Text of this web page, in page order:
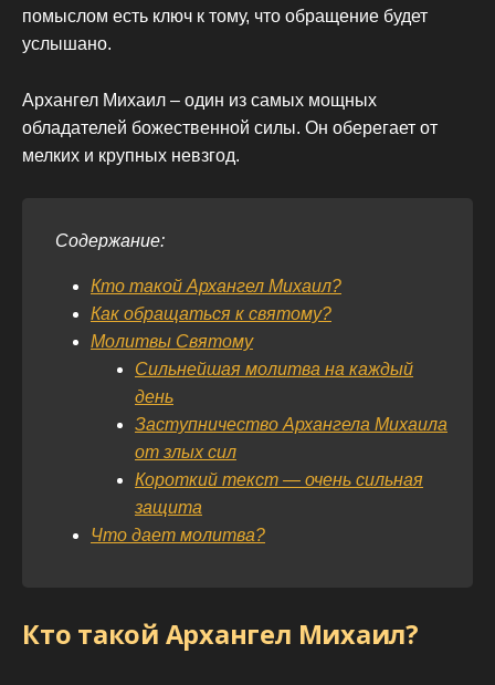
помыслом есть ключ к тому, что обращение будет
услышано.
Архангел Михаил – один из самых мощных
обладателей божественной силы. Он оберегает от
мелких и крупных невзгод.
Содержание:
Кто такой Архангел Михаил?
Как обращаться к святому?
Молитвы Святому
Сильнейшая молитва на каждый
день
Заступничество Архангела Михаила
от злых сил
Короткий текст — очень сильная
защита
Что дает молитва?
Кто такой Архангел Михаил?